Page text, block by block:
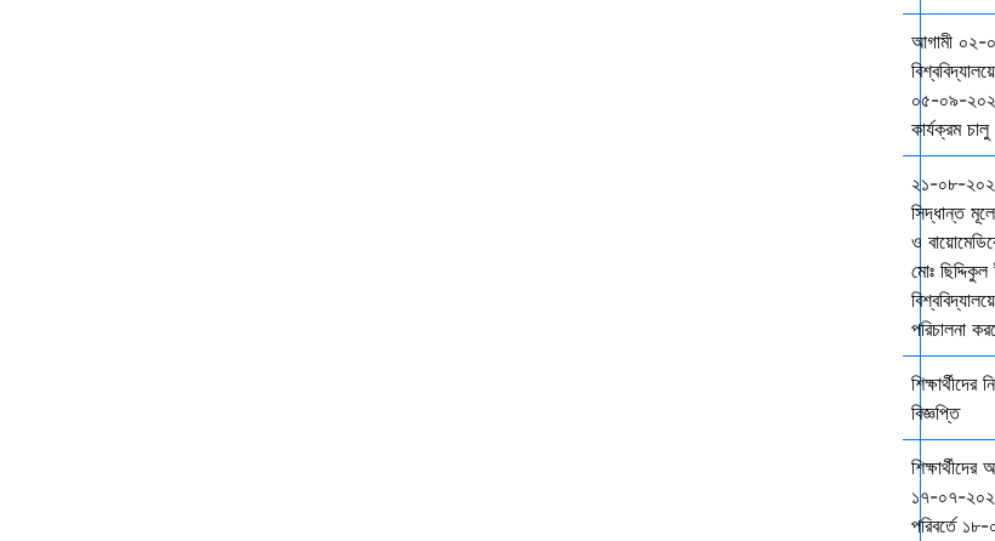
আগামী ০২-
০৫-০৯-
কার্যক্রম
২১-০৮-২০২৪
সিদ্ধান্ত
ও
মোঃ
পরিচালনা
বিজ্ঞপ্তি
১৭-০৭-২০২৪
পরিবর্তে